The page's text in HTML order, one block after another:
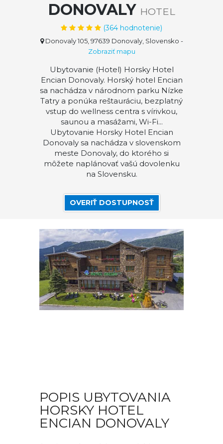
DONOVALY HOTEL
(364 hodnotenie)
Donovaly 105, 97639 Donovaly, Slovensko -
Zobraziť mapu
Ubytovanie (Hotel) Horsky Hotel
Encian Donovaly. Horský hotel Encian
sa nachádza v národnom parku Nízke
Tatry a ponúka reštauráciu, bezplatný
vstup do wellness centra s vírivkou,
saunou a masážami, Wi-Fi...
Ubytovanie Horsky Hotel Encian
Donovaly sa nachádza v slovenskom
meste Donovaly, do ktorého si
môžete naplánovať vašú dovolenku
na Slovensku.
OVERIŤ DOSTUPNOSŤ
POPIS UBYTOVANIA
HORSKY HOTEL
ENCIAN DONOVALY